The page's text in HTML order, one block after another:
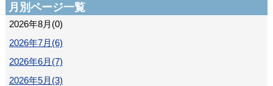
月別ページ一覧
2026年8月(0)
2026年7月(6)
2026年6月(7)
2026年5月(3)